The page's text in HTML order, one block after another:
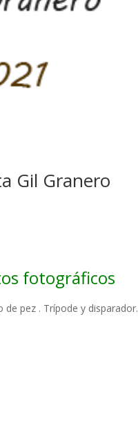
Gil Granero
fotográficos
de pez . Trípode y disparador.